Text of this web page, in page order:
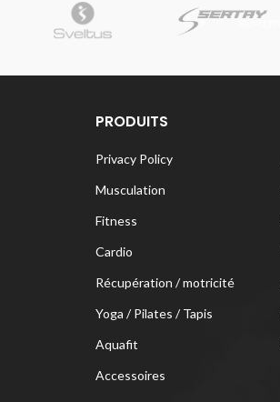
PRODUITS
Privacy Policy
Musculation
Fitness
Cardio
Récupération / motricité
Yoga / Pilates / Tapis
Aquafit
Accessoires